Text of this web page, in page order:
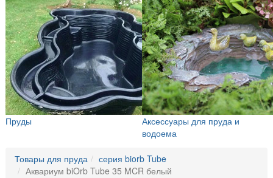
Пруды
Аксессуары для пруда и
водоема
Товары для пруда
серия biorb Tube
Аквариум biOrb Tube 35 MCR белый